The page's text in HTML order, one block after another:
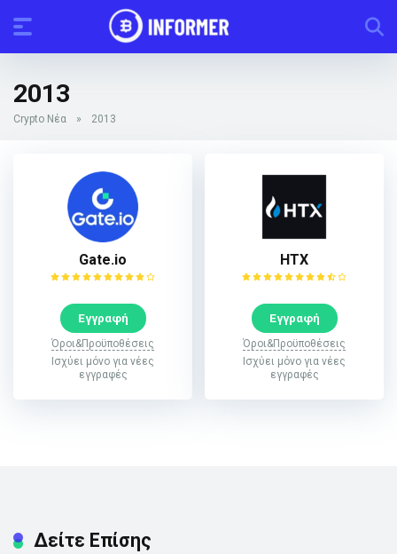
2013
Crypto Νέα » 2013
Gate.io
Εγγραφή
Όροι&Προϋποθέσεις
Ισχύει μόνο για νέες
εγγραφές
HTX
Εγγραφή
Όροι&Προϋποθέσεις
Ισχύει μόνο για νέες
εγγραφές
Δείτε Επίσης